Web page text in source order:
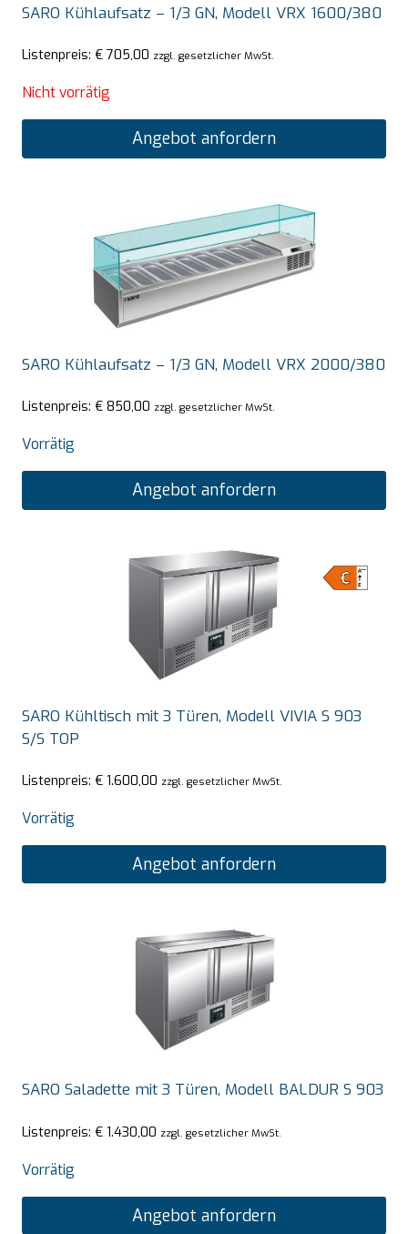
SARO Kühlaufsatz – 1/3 GN, Modell VRX 1600/380
Listenpreis: € 705,00 zzgl. gesetzlicher MwSt.
Nicht vorrätig
Angebot anfordern
SARO Kühlaufsatz – 1/3 GN, Modell VRX 2000/380
Listenpreis: € 850,00 zzgl. gesetzlicher MwSt.
Vorrätig
Angebot anfordern
SARO Kühltisch mit 3 Türen, Modell VIVIA S 903
S/S TOP
Listenpreis: € 1.600,00 zzgl. gesetzlicher MwSt.
Vorrätig
Angebot anfordern
SARO Saladette mit 3 Türen, Modell BALDUR S 903
Listenpreis: € 1.430,00 zzgl. gesetzlicher MwSt.
Vorrätig
Angebot anfordern